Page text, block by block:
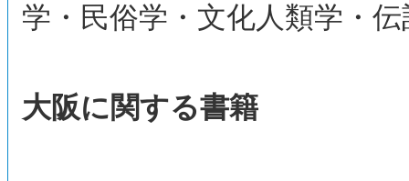
学・民俗学・文化人類学・
大阪に関する書籍